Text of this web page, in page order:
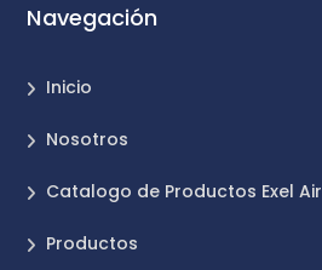
Navegación
Inicio
Nosotros
Catalogo de Productos Exel Air
Productos